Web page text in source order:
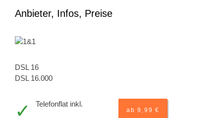
Anbieter, Infos, Preise
DSL 16
DSL 16.000
Telefonflat inkl.
ab 9,99 €